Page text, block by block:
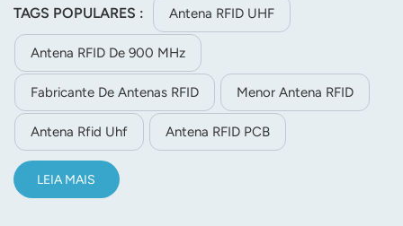
de curto alcance com VSWR ≤1,8 e impedância de
50ohm.
TAGS POPULARES : Antena RFID UHF
Antena RFID De 900 MHz
Fabricante De Antenas RFID Menor Antena RFID
Antena Rfid Uhf Antena RFID PCB
LEIA MAIS